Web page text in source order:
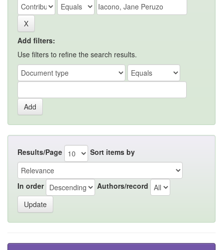
Add filters:
Use filters to refine the search results.
Results/Page Sort items by
In order Authors/record